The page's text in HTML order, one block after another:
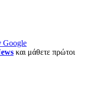
Google
και μάθετε πρώτοι